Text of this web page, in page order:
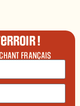
!
FRANÇAIS